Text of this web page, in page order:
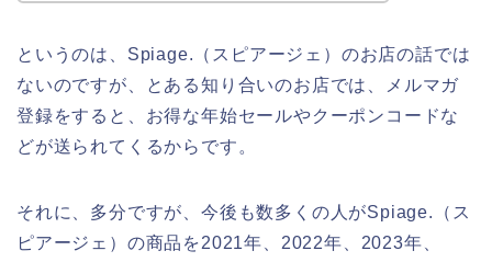
というのは、Spiage.（スピアージェ）のお店の話では
ないのですが、とある知り合いのお店では、メルマガ
登録をすると、お得な年始セールやクーポンコードな
どが送られてくるからです。
それに、多分ですが、今後も数多くの人がSpiage.（ス
ピアージェ）の商品を2021年、2022年、2023年、